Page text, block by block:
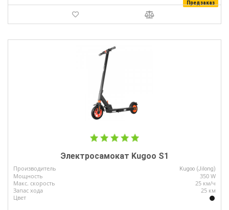
Предзаказ
Электросамокат Kugoo S1
Производитель Kugoo (Jilong)
Мощность
350 W
Макс. скорость
25 км/ч
Запас хода
25 км
Цвет